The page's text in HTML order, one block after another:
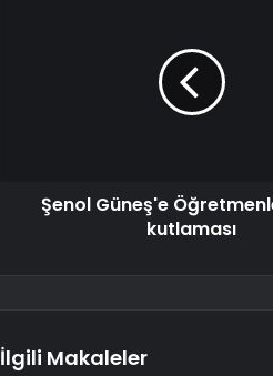
Şenol Güneş'e
kutlaması
İlgili Makaleler